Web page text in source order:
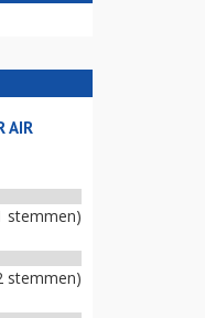
AIR
stemmen)
stemmen)